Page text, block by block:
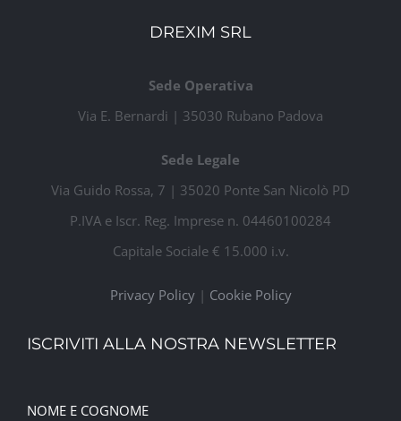
DREXIM SRL
Sede Operativa
Via E. Bernardi | 35030 Rubano Padova
Sede Legale
Via Guido Rossa, 7 | 35020 Ponte San Nicolò PD
P.IVA e Iscr. Reg. Imprese n. 04460100284
Capitale Sociale € 15.000 i.v.
Privacy Policy| Cookie Policy
ISCRIVITI ALLA NOSTRA NEWSLETTER
NOME E COGNOME